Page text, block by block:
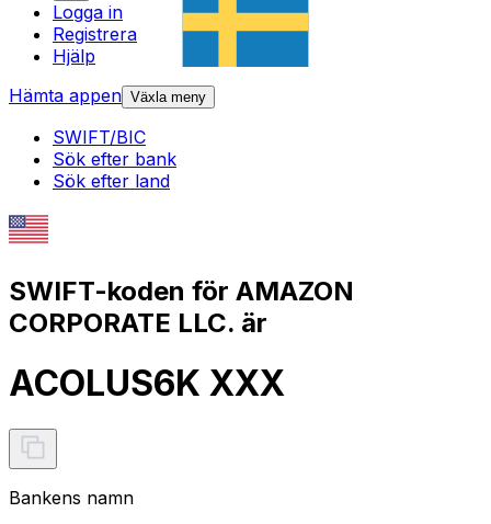
Logga in
Registrera
Hjälp
Hämta appen Växla meny
SWIFT/BIC
Sök efter bank
Sök efter land
SWIFT-koden för AMAZON
CORPORATE LLC. är
ACOLUS6K XXX
Bankens namn